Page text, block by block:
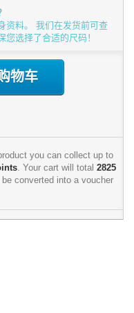
资料。 我们在发货前可查
您选择了合适的尺码！
物车
you can collect up to
. Your cart will total 2825
converted into a voucher